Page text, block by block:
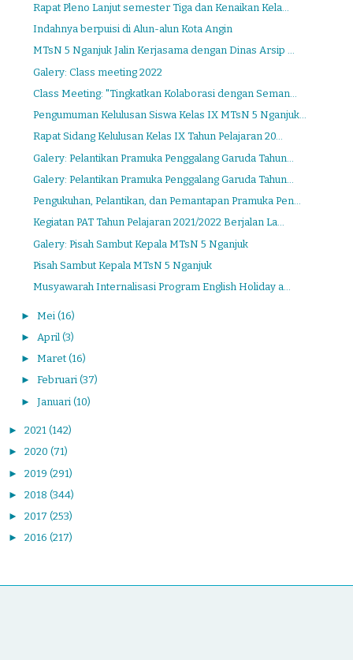
Rapat Pleno Lanjut semester Tiga dan Kenaikan Kela...
Indahnya berpuisi di Alun-alun Kota Angin
MTsN 5 Nganjuk Jalin Kerjasama dengan Dinas Arsip ...
Galery: Class meeting 2022
Class Meeting: "Tingkatkan Kolaborasi dengan Seman...
Pengumuman Kelulusan Siswa Kelas IX MTsN 5 Nganjuk...
Rapat Sidang Kelulusan Kelas IX Tahun Pelajaran 20...
Galery: Pelantikan Pramuka Penggalang Garuda Tahun...
Galery: Pelantikan Pramuka Penggalang Garuda Tahun...
Pengukuhan, Pelantikan, dan Pemantapan Pramuka Pen...
Kegiatan PAT Tahun Pelajaran 2021/2022 Berjalan La...
Galery: Pisah Sambut Kepala MTsN 5 Nganjuk
Pisah Sambut Kepala MTsN 5 Nganjuk
Musyawarah Internalisasi Program English Holiday a...
► Mei (16)
► April (3)
► Maret (16)
► Februari (37)
► Januari (10)
► 2021 (142)
► 2020 (71)
► 2019 (291)
► 2018 (344)
► 2017 (253)
► 2016 (217)